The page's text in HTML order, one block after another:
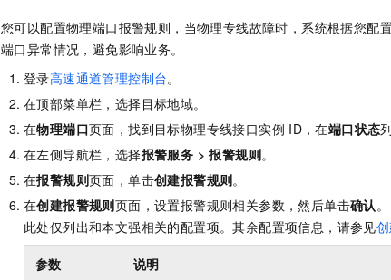
您可以配置物理端口报警规则，当物理专线故障时，系统根据您配
端口异常情况，避免影响业务。
登录高速通道管理控制台。
在顶部菜单栏，选择目标地域。
在物理端口页面，找到目标物理专线接口实例 ID，在端口状态
在左侧导航栏，选择报警服务 >报警规则。
在报警规则页面，单击创建报警规则。
在创建报警规则页面，设置报警规则相关参数，然后单击确认。
此处仅列出和本文强相关的配置项。其余配置项信息，请参见
参数 说明